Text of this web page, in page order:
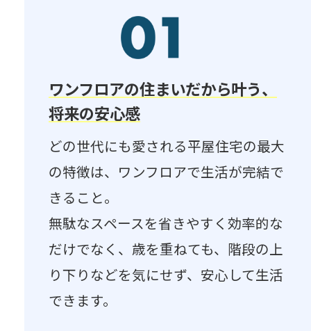
ワンフロアの住まいだから叶う、
将来の安心感
どの世代にも愛される平屋住宅の最大
の特徴は、ワンフロアで生活が完結で
きること。​
無駄なスペースを省きやすく効率的な
だけでなく、歳を重ねても、階段の上
り下りなどを気にせず、​安心して生活
できます。